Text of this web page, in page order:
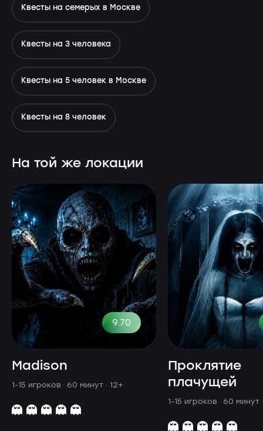
Квесты на семерых в Москве
Квесты на 3 человека
Квесты на 5 человек в Москве
Квесты на 8 человек
На той же локации
9.70
Madison
1-15 игроков · 60 минут · 12+
Проклятие
плачущей
1-15 игроков · 60 минут